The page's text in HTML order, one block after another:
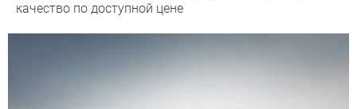
качество по доступной цене